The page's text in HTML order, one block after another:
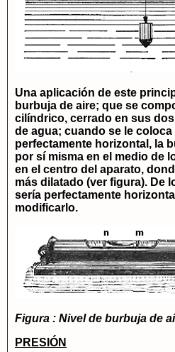
Una aplicación de este
burbuja de aire; que se
cilíndrico, cerrado en sus
de agua; cuando se le
perfectamente horizontal, la
por sí misma en el medio de
en el centro del aparato,
más dilatado (ver figura). De
sería perfectamente
modificarlo.
Figura : Nivel de burbuja de
PRESIÓN